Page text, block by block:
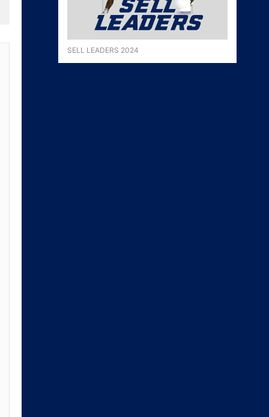
SELL LEADERS 2024